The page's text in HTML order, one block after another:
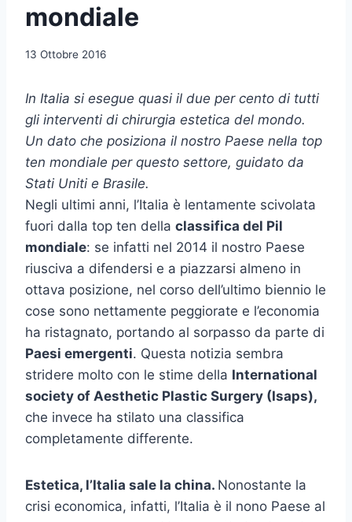
mondiale
13 Ottobre 2016
In Italia si esegue quasi il due per cento di tutti
gli interventi di chirurgia estetica del mondo.
Un dato che posiziona il nostro Paese nella top
ten mondiale per questo settore, guidato da
Stati Uniti e Brasile.
Negli ultimi anni, l’Italia è lentamente scivolata
fuori dalla top ten della classifica del Pil
mondiale: se infatti nel 2014 il nostro Paese
riusciva a difendersi e a piazzarsi almeno in
ottava posizione, nel corso dell’ultimo biennio le
cose sono nettamente peggiorate e l’economia
ha ristagnato, portando al sorpasso da parte di
Paesi emergenti. Questa notizia sembra
stridere molto con le stime della International
society of Aesthetic Plastic Surgery (Isaps),
che invece ha stilato una classifica
completamente differente.
Estetica, l’Italia sale la china. Nonostante la
crisi economica, infatti, l’Italia è il nono Paese al